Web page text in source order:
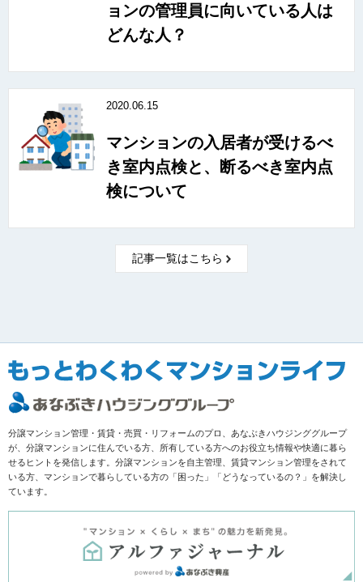
ョンの管理員に向いている人は
どんな人？
2020.06.15
マンションの入居者が受けるべ
き室内点検と、断るべき室内点
検について
記事一覧はこちら
分譲マンション管理・賃貸・売買・リフォームのプロ、あなぶきハウジンググループ
が、分譲マンションに住んでいる方、所有している方へのお役立ち情報や快適に暮ら
せるヒントを発信します。分譲マンションを自主管理、賃貸マンション管理をされて
いる方、マンションで暮らしている方の「困った」「どうなっているの？」を解決し
ています。